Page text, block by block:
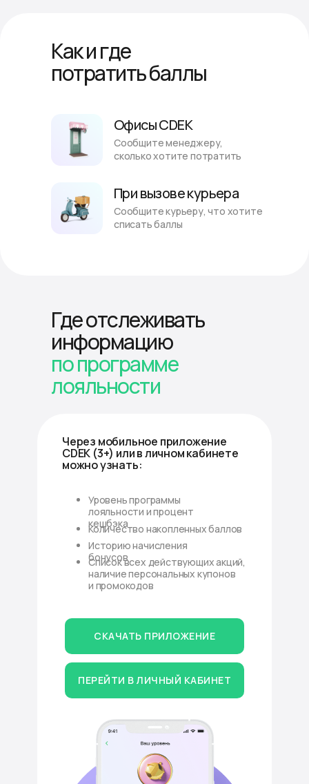
Офисы CDEK
Сообщите менеджеру,
сколько хотите потратить
При вызове курьера
Сообщите курьеру, что хотите
списать баллы
Как и где
потратить баллы
Где отслеживать
информацию
по программе
лояльности
Через мобильное приложение
CDEK (3+) или в личном кабинете
можно узнать:
Уровень программы
лояльности и процент
кешбэка
Количество накопленных баллов
Историю начисления
бонусов
Список всех действующих акций,
наличие персональных купонов
и промокодов
СКАЧАТЬ ПРИЛОЖЕНИЕ
ПЕРЕЙТИ В ЛИЧНЫЙ КАБИНЕТ